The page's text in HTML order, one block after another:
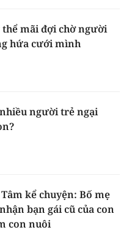
mãi đợi chờ người
hứa cưới mình
người trẻ ngại
kể chuyện: Bố mẹ
bạn gái cũ của con
con nuôi